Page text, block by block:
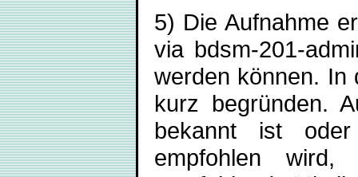
5) Die Aufnahme
via bdsm-201-
werden können. In
kurz begründen.
bekannt ist
empfohlen